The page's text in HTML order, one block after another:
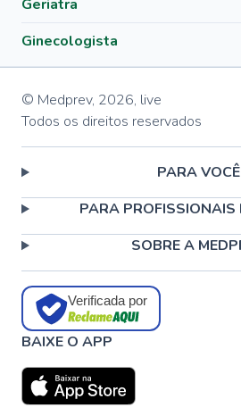
Geriatra
Ginecologista
© Medprev, 2026, live
Todos os direitos reservados
PARA VOCÊ
PARA PROFISSIONAIS
SOBRE A
Verificada por
BAIXE O APP